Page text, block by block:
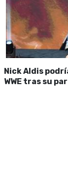
Nick Aldis
WWE tras su